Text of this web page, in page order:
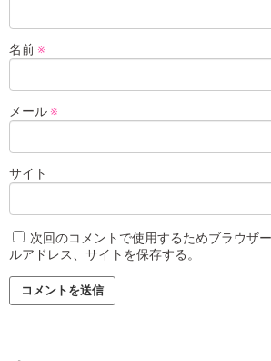
名前 ※
メール ※
サイト
次回のコメントで使用するためブラウザ
ルアドレス、サイトを保存する。